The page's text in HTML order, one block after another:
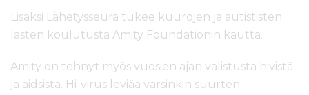
Lisäksi Lähetysseura tukee kuurojen ja autististen
lasten koulutusta Amity Foundationin kautta.
Amity on tehnyt myös vuosien ajan valistusta hivistä
ja aidsista. Hi-virus leviää varsinkin suurten